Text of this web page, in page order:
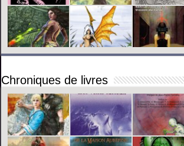
Chroniques de livres